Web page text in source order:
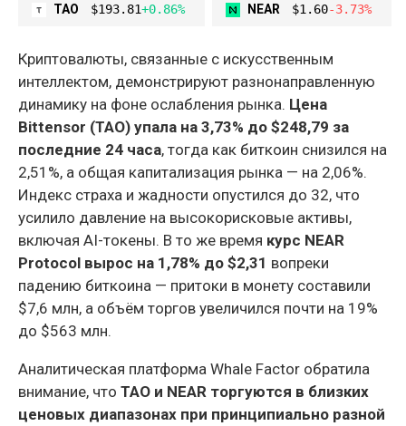
TAO $193.81+0.86% NEAR $1.60-3.73%
Криптовалюты, связанные с искусственным
интеллектом, демонстрируют разнонаправленную
динамику на фоне ослабления рынка. Цена
Bittensor (TAO) упала на 3,73% до $248,79 за
последние 24 часа, тогда как биткоин снизился на
2,51%, а общая капитализация рынка — на 2,06%.
Индекс страха и жадности опустился до 32, что
усилило давление на высокорисковые активы,
включая AI-токены. В то же время курс NEAR
Protocol вырос на 1,78% до $2,31 вопреки
падению биткоина — притоки в монету составили
$7,6 млн, а объём торгов увеличился почти на 19%
до $563 млн.
Аналитическая платформа Whale Factor обратила
внимание, что TAO и NEAR торгуются в близких
ценовых диапазонах при принципиально разной